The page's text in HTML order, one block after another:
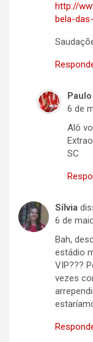
http://
bela-
6 de
Alô
SC
Sílvia
6 de
Bah,
estádio
VIP???
vezes